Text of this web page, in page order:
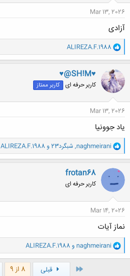
Mar 13, 2026
آزادی
و
ا
ک
ن
ش
ه
ا
ALIREZA.F.1988
♥@SH!M♥
کاربر حرفه ای کاربر ممتاز
Mar 13, 2026
یاد جوونیا
و
ا
ک
ن
ش
ه
ا
naghmeirani
, شبگرد23 و ALIREZA.F.1988
frotan68
کاربر حرفه ای
Mar 14, 2026
نماز آیات
و
ا
ک
naghmeirani و ALIREZA.F.1988
قبلی 8 از 9